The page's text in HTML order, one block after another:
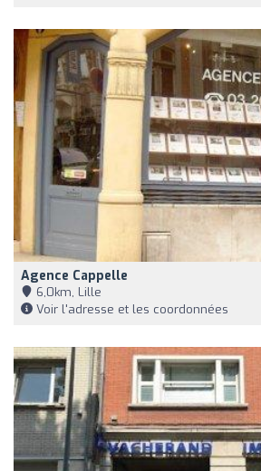
Agence Cappelle
6,0km, Lille
Voir l'adresse et les coordonnées